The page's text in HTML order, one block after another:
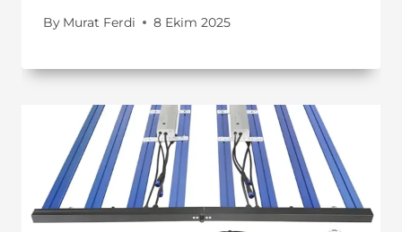
By Murat Ferdi 8 Ekim 2025